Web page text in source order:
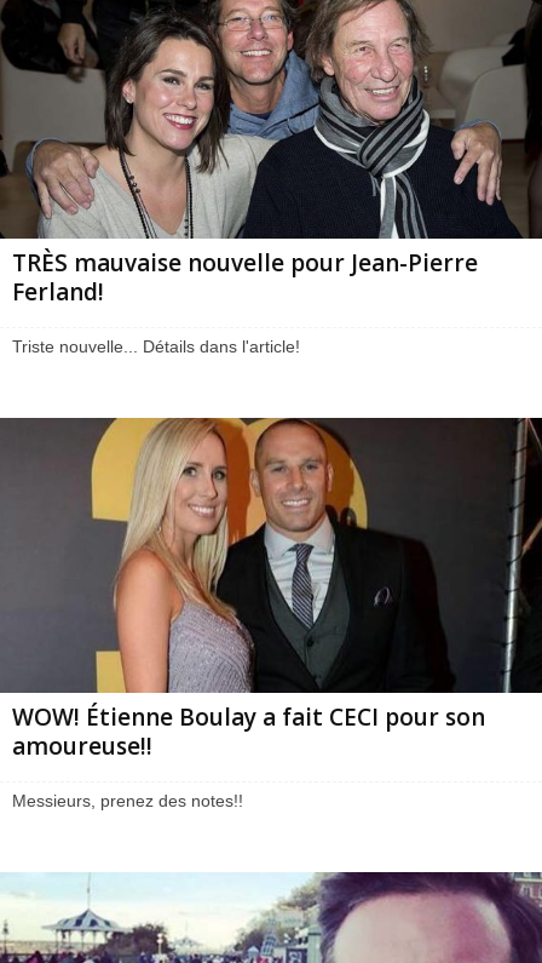
TRÈS mauvaise nouvelle pour Jean-Pierre
Ferland!
Triste nouvelle... Détails dans l'article!
WOW! Étienne Boulay a fait CECI pour son
amoureuse!!
Messieurs, prenez des notes!!